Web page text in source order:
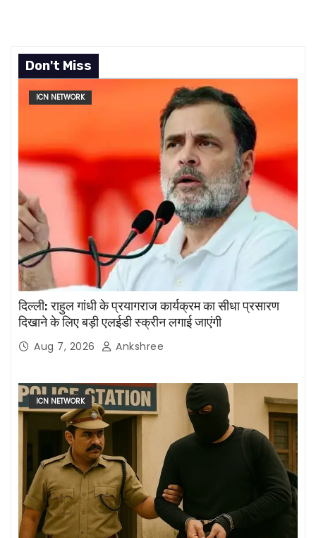
Don't Miss
ICN NETWORK
दिल्ली: राहुल गांधी के प्रयागराज कार्यक्रम का सीधा प्रसारण
दिखाने के लिए बड़ी एलईडी स्क्रीन लगाई जाएंगी
Aug 7, 2026 Ankshree
ICN NETWORK